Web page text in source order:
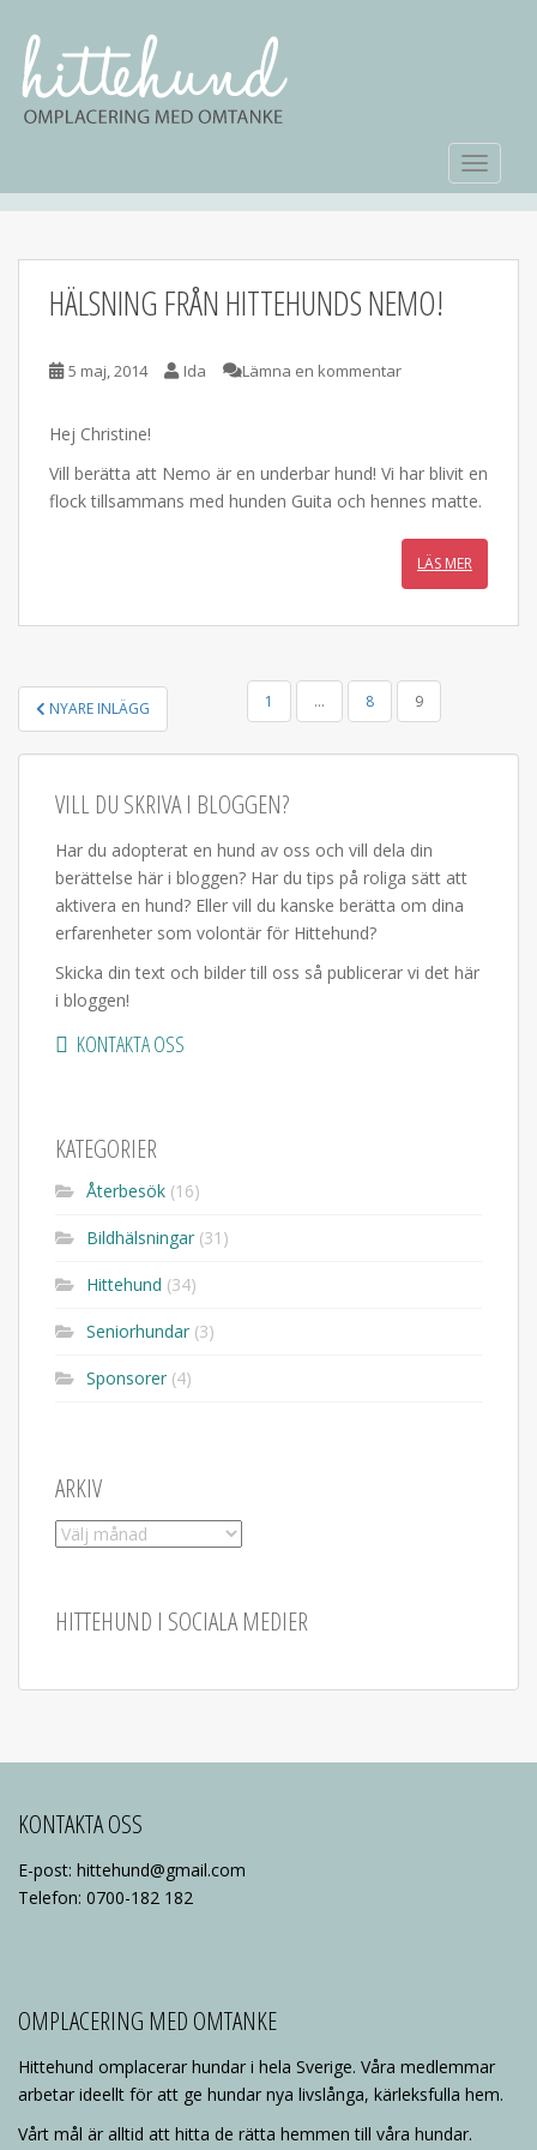
BLOGG
HÄLSNING FRÅN HITTEHUNDS NEMO!
5 maj, 2014 Ida Lämna en kommentar
Hej Christine!
Vill berätta att Nemo är en underbar hund! Vi har blivit en
flock tillsammans med hunden Guita och hennes matte.
LÄS MER
SIDNUMRERING
FÖR
INLÄGG
NYARE INLÄGG 1 … 8 9
VILL DU SKRIVA I BLOGGEN?
Har du adopterat en hund av oss och vill dela din
berättelse här i bloggen? Har du tips på roliga sätt att
aktivera en hund? Eller vill du kanske berätta om dina
erfarenheter som volontär för Hittehund?
Skicka din text och bilder till oss så publicerar vi det här
i bloggen!
KONTAKTA OSS
KATEGORIER
Återbesök (16)
Bildhälsningar (31)
Hittehund (34)
Seniorhundar (3)
Sponsorer (4)
ARKIV
Arkiv
HITTEHUND I SOCIALA MEDIER
KONTAKTA OSS
E-post: hittehund@gmail.com
Telefon: 0700-182 182
OMPLACERING MED OMTANKE
Hittehund omplacerar hundar i hela Sverige. Våra medlemmar
arbetar ideellt för att ge hundar nya livslånga, kärleksfulla hem.
Vårt mål är alltid att hitta de rätta hemmen till våra hundar.